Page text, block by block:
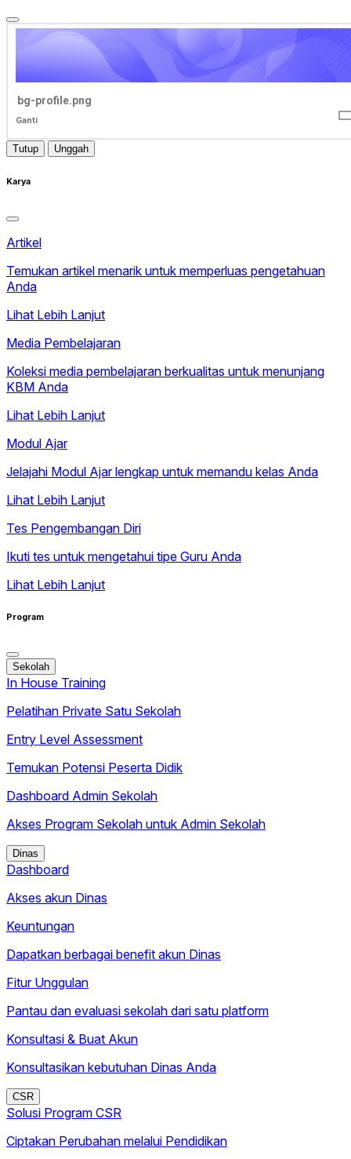
bg-profile.png
Ganti
Tutup Unggah
Karya
Artikel
Temukan artikel menarik untuk memperluas pengetahuan
Anda
Lihat Lebih Lanjut
Media Pembelajaran
Koleksi media pembelajaran berkualitas untuk menunjang
KBM Anda
Lihat Lebih Lanjut
Modul Ajar
Jelajahi Modul Ajar lengkap untuk memandu kelas Anda
Lihat Lebih Lanjut
Tes Pengembangan Diri
Ikuti tes untuk mengetahui tipe Guru Anda
Lihat Lebih Lanjut
Program
Sekolah
In House Training
Pelatihan Private Satu Sekolah
Entry Level Assessment
Temukan Potensi Peserta Didik
Dashboard Admin Sekolah
Akses Program Sekolah untuk Admin Sekolah
Dinas
Dashboard
Akses akun Dinas
Keuntungan
Dapatkan berbagai benefit akun Dinas
Fitur Unggulan
Pantau dan evaluasi sekolah dari satu platform
Konsultasi & Buat Akun
Konsultasikan kebutuhan Dinas Anda
CSR
Solusi Program CSR
Ciptakan Perubahan melalui Pendidikan